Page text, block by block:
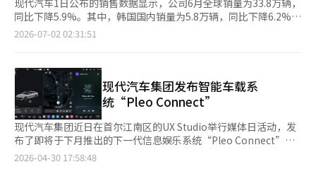
高。业内普遍认为，购买力较强的中老年消费群体主导汽车市场的
趋势仍将延续。 业内人士表示，鉴于50岁以上人群已成为韩国汽
车市场的核心消费群体，车企有必要进一步丰富产品线，以满足这
的产品和营销策略，吸引30岁及以下年轻消费者。
低维护成本的环保车的需求转变速度加快。 用户的关注指标也集
中在环保车上。上半年，混合动力车的整体浏览量较去年增长了
54%，5月份BMW i3的浏览量激增3251%，6月份现代全新圣达菲
受到广泛关注。关注度的“收藏”数量也显示出电动车模型的显著
增长，分别为：凯斯帕EV（180%）、特斯拉Model Y（53%）、
现代IONIQ 5（31%）。 在交易量排名中，生计用货车和微型车仍
然是市场的中心。上半年交易量排名前两位依然是现代Porter II和
雪佛兰Spark。第三和第四位是起亚全新Morning和新Morning，
第五位是现代Grandeur HG。交易排名大幅上升的车型是奔驰E
级，交易量较去年同期增长128%，从第33位上升至第18位，而嘉
华KA4则增长101%，从第19位上升至第12位。 此前，当季二手车
现代汽车1日公布的销售数据显示，公司6月全球销量为33.8万辆，
同比下降5.9%。其中，韩国国内销量为5.8万辆，同比下降6.2%；
海外销量为28万辆，同比下降5.8%。 从车型来看，轿车和SUV仍
继续保持稳定销量。 今年上半年，现代汽车全球累计销量196.6万
辆，同比下降4.9%。其中，韩国国内市场销量同比下降10.8%，
海外市场销量同比下降3.7%，国内市场降幅高于海外市场。 现代
汽车表示，新款雅尊（Grandeur）上市后获得消费者积极反响。
公司计划于今年下半年推出全新伊兰特（Avante）等多款新车
型，并通过优化生产和销售体系，进一步扩大市场份额。
2026-07-02 02:31:51
现代汽车集团发布智能车载系
统“Pleo Connect”
现代汽车集团近日在首尔江南区的UX Studio举行媒体日活动，发
布了即将于下月推出的下一代信息娱乐系统“Pleo Connect”的
开发概念和主要功能。Pleo Connect是现代汽车集团在Pleo 25开
2026-04-30 17:58:48